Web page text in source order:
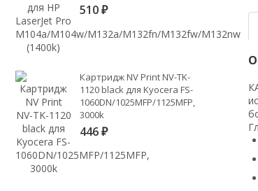
510 ₽
Картридж NV Print NV-TK-
1120 black для Kyocera FS-
1060DN/1025MFP/1125MFP,
3000k
446 ₽